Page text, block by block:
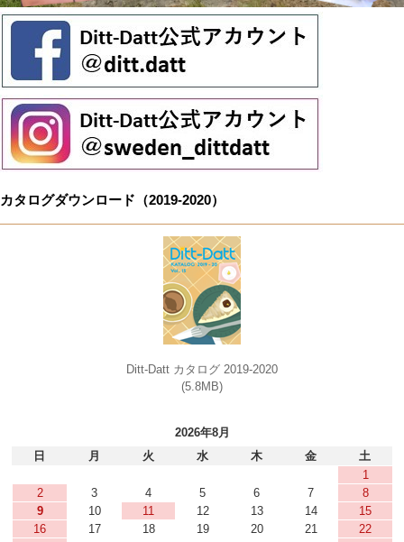
カタログダウンロード（2019-2020）
Ditt-Datt カタログ 2019-2020
(5.8MB)
2026年8月
日
月 火 水 木 金
土
1
2
3 4 5 6 7
8
9
10 11 12 13 14
15
16
17 18 19 20 21
22